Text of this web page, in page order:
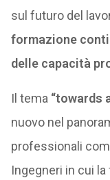
sul futuro del
formazione
delle capacità
Il tema “towards
nuovo nel
professionali
Ingegneri in cui